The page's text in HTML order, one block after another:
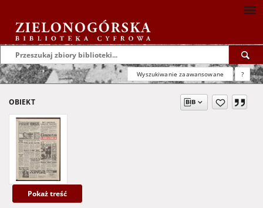
Wyszukiwanie zaawansowane ?
OBIEKT
Pokaż treść